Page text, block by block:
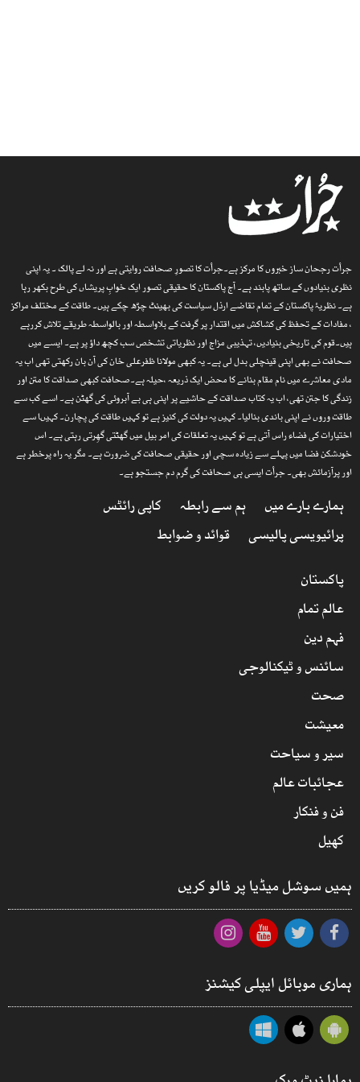
جرأت رجحان ساز خبروں کا مرکز ہے۔جرأت کا تصورِ صحافت روایتی ہے اور نہ لے پالک ۔ یہ اپنی
نظری بنیادوں کے ساتھ پابند ہے۔ آج پاکستان کا حقیقی تصور ایک خوابِ پریشاں کی طرح بکھر رہا
ہے۔ نظریۂ پاکستان کے تمام تقاضے ارذل سیاست کی بھینٹ چڑھ چکے ہیں۔ طاقت کے مختلف مراکز
، مفادات کے تحفظ کی کشاکش میں اقتدار پر گرفت کے بلاواسطہ اور بالواسطہ طریقے تلاش کررہے
ہیں۔قوم کی تاریخی بنیادیں، تہذیبی مزاج اور نظریاتی تشخص سب کچھ داؤ پر ہے۔ ایسے میں
صحافت نے بھی اپنی قینچلی بدل لی ہے۔ یہ کبھی مولانا ظفرعلی خان کی آن بان رکھتی تھی اب یہ
مادی معاشرے میں نام مقام بنانے کا محض ایک ذریعہ ،حیلہ ہے۔صحافت کبھی صداقت کا متن اور
زندگی کا جتن تھی، اب یہ کتاب صداقت کے حاشیے پر اپنی ہی بے آبروئی کی گھٹن ہے۔ اسے کب سے
طاقت وروں نے اپنی باندی بنالیا۔ کہیں یہ دولت کی کنیز ہے تو کہیں طاقت کی پچارن۔ کہیںا سے
اختیارات کی فضاء راس آتی ہے تو کہیں یہ تعلقات کی امر بیل میں گھٹتی گھِرتی رہتی ہے۔ اس
خودشکن فضا میں پہلے سے زیادہ سچی اور حقیقی صحافت کی ضرورت ہے۔ مگر یہ راہ پرخطر ہے
اور پرآزمائش بھی۔ جرأت ایسی ہی صحافت کی گرم دم جستجو ہے۔
ہمارے بارے میں ہم سے رابطہ
کاپی رائٹس
پرائیویسی پالیسی
قوائد و ضوابط
پاکستان
عالم تمام
فہم دین
سائنس و ٹیکنالوجی
صحت
معیشت
سیر و سیاحت
عجائبات عالم
فن و فنکار
کھیل
ہمیں سوشل میڈیا پر فالو کریں
ہماری موبائل ایپلی کیشنز